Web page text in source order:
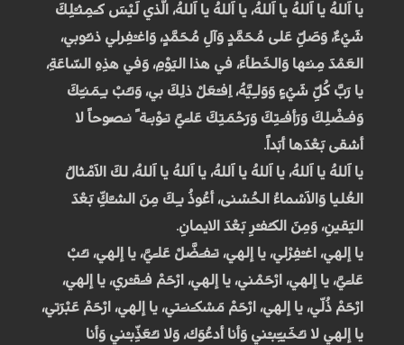
يا اَللهُ يا اَللهُ يا اَللهُ، يا اَللهُ يا اَللهُ، الَّذي لَيْسَ كـَمِثـْلِكَ
شَيْءٌ، وَصَلِّ عَلى مُحَمَّدٍ وَآلِ مُحَمَّدٍ، وَاغـْفِرلي ذنـُوبي،
العَمْدَ مِنـْها وَالخَطأءَ، في هذا اليَوْمِ، وَفي هذِهِ السّاعَةِ،
يا رَبَّ كُلِّ شَيْءٍ وَوَلـِيَّهُ، اِفـْعَلْ ذلِكَ بي، وَتـُبْ بـِمَنـِّكَ
وَفـَضْلِكَ وَرَأفـَتِكَ وَرَحْمَتِكَ عَلـَيَّ تـَوْبـَة ً نـَصُوحاً لا
أشقى بَعْدَها أبَداً.
يا اَللهُ يا اَللهُ، يا اَللهُ يا اَللهُ، يا اَللهُ يا اَللهُ، لكَ الاَمْثالُ
العُليا وَالاَسْماءُ الحُسْنى، أعُوذُ بـِكَ مِنَ الشـَّكِّ بَعْدَ
اليَقينِ، وَمِنَ الكـُفـْرِ بَعْدَ الايمانِ.
يا إلهي، اغـْفِرْلي، يا إلهي، تـَفـَضَّلْ عَلـَيَّ، يا إلهي، تـُبْ
عَلـَيَّ، يا إلهي، ارْحَمْني، يا إلهي، ارْحَمْ فـَقـْري، يا إلهي،
ارْحَمْ ذُلّي، يا إلهي، ارْحَمْ مَسْكـَنـَتي، يا إلهي، ارْحَمْ عَبْرَتي،
يا إلهي لا تـُخَيـِّبـْني وَأنا أدعُوَك، وَلا تـُعَذِّبـْني وَأنا